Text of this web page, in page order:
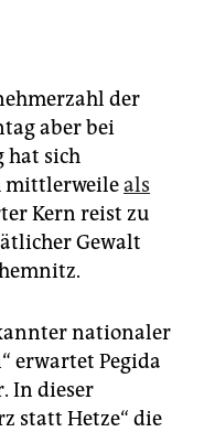
der
aber bei
hat sich
mittlerweileals
Kern reist zu
Gewalt
nationaler
erwartet Pegida
In dieser
statt Hetze“ die